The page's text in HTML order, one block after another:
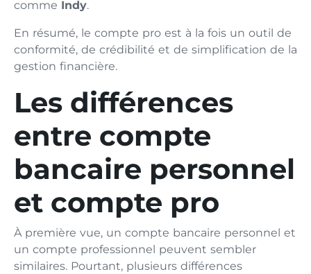
comme Indy.
En résumé, le compte pro est à la fois un outil de
conformité, de crédibilité et de simplification de la
gestion financière.
Les différences
entre compte
bancaire personnel
et compte pro
À première vue, un compte bancaire personnel et
un compte professionnel peuvent sembler
similaires. Pourtant, plusieurs différences